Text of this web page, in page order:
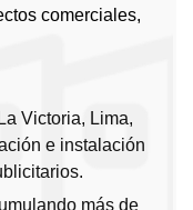
comerciales,
Victoria, Lima,
e instalación
más de